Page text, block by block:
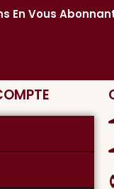
En Vous